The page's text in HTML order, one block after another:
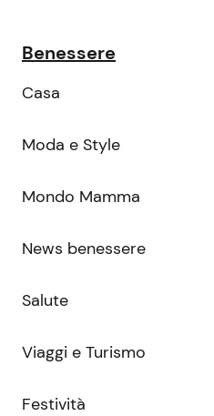
Benessere
Casa
Moda e Style
Mondo Mamma
News benessere
Salute
Viaggi e Turismo
Festività